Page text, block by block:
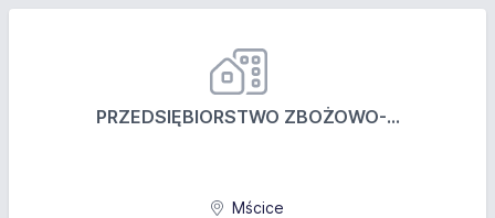
PRZEDSIĘBIORSTWO ZBOŻOWO-...
Mścice